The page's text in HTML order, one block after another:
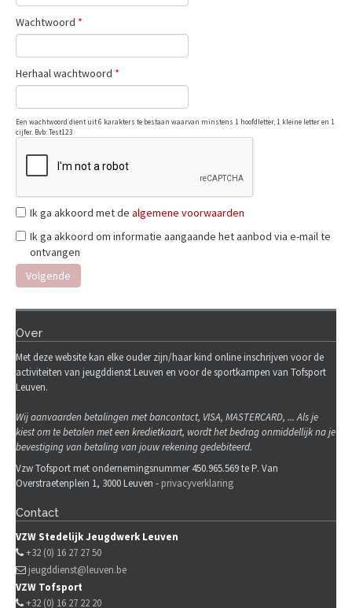
Wachtwoord *
Herhaal wachtwoord *
Een wachtwoord dient uit 6 karakters te bestaan waarvan minstens 1 hoofdletter, 1 kleine letter en 1
cijfer. Bvb: Test123
Ik ga akkoord met de algemene voorwaarden
Ik ga akkoord om informatie aangaande het aanbod via e-mail te
ontvangen
Volgende
Over
Met deze website kan elke ouder zijn/haar kind online inschrijven voor de
activiteiten van jeugddienst Leuven en voor de sportkampen van Tofsport
Leuven.
Wijaanvaarden betalingen met bancontact, VISA, MASTERCARD, ... Als je
kiest om te betalen met een kredietkaart, wordt het bedrag onmiddellijk na je
bevestiging van betaling van jouw rekening gedebiteerd.
Vzw Tofsport met ondernemingsnummer 450.965.569 te P. Van
Overstraetenplein 1, 3000 Leuven - privacyverklaring
Contact
VZW Stedelijk Jeugdwerk Leuven
+32 (0) 16 27 27 50
jeugddienst@leuven.be
VZW Tofsport
+32 (0) 16 27 22 20